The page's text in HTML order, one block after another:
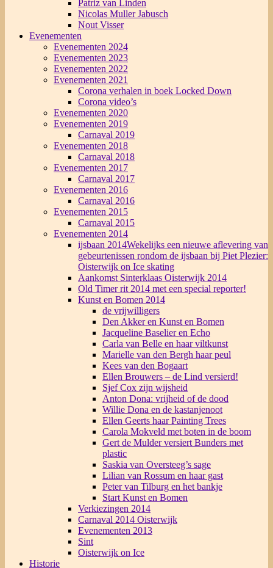
Patriz van Linden
Nicolas Muller Jabusch
Nout Visser
Evenementen
Evenementen 2024
Evenementen 2023
Evenementen 2022
Evenementen 2021
Corona verhalen in boek Locked Down
Corona video’s
Evenementen 2020
Evenementen 2019
Carnaval 2019
Evenementen 2018
Carnaval 2018
Evenementen 2017
Carnaval 2017
Evenementen 2016
Carnaval 2016
Evenementen 2015
Carnaval 2015
Evenementen 2014
ijsbaan 2014Wekelijks een nieuwe aflevering van
gebeurtenissen rondom de ijsbaan bij Piet Plezier:
Oisterwijk on Ice skating
Aankomst Sinterklaas Oisterwijk 2014
Old Timer rit 2014 met een special reporter!
Kunst en Bomen 2014
de vrijwilligers
Den Akker en Kunst en Bomen
Jacqueline Baselier en Echo
Carla van Belle en haar viltkunst
Marielle van den Bergh haar peul
Kees van den Bogaart
Ellen Brouwers – de Lind versierd!
Sjef Cox zijn wijsheid
Anton Dona: vrijheid of de dood
Willie Dona en de kastanjenoot
Ellen Geerts haar Painting Trees
Carola Mokveld met boten in de boom
Gert de Mulder versiert Bunders met
plastic
Saskia van Oversteeg’s sage
Lilian van Rossum en haar gast
Peter van Tilburg en het bankje
Start Kunst en Bomen
Verkiezingen 2014
Carnaval 2014 Oisterwijk
Evenementen 2013
Sint
Oisterwijk on Ice
Historie